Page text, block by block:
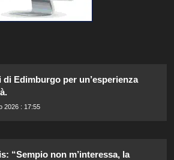
Edimburgo per un’esperienza
2026 : 17:55
“Sempio non m’interessa, la